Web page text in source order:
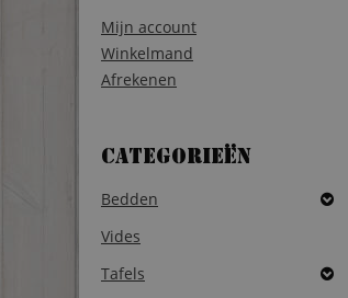
Mijn account
Winkelmand
Afrekenen
Categorieën
Bedden
Vides
Tafels